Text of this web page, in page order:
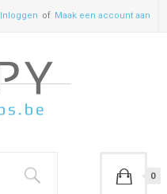
Inloggen Maak een account aan
0